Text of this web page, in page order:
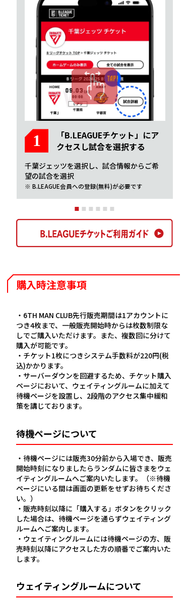
TEAM
1
「B.LEAGUEチケット」にア
クセスし試合を選択する
千葉ジェッツを選択し、試合情報からご希
望の試合を選択
※ B.LEAGUE会員への登録(無料)が必要です
購入時注意事項
・6TH MAN CLUB先行販売期間は1アカウントに
つき4枚まで、一般販売開始時からは枚数制限な
しでご購入いただけます。また、複数回に分けて
購入が可能です。
・チケット1枚につきシステム手数料が220円(税
込)かかります。
・サーバーダウンを回避するため、チケット購入
ページにおいて、ウェイティングルームに加えて
待機ページを設置し、2段階のアクセス集中緩和
策を講じております。
待機ページについて
・待機ページには販売30分前から入場でき、販売
開始時刻になりましたらランダムに皆さまをウェ
イティングルームへご案内いたします。（※待機
ページにいる間は画面の更新をせずお待ちくださ
い。）
・販売時刻以降に「購入する」ボタンをクリック
した場合は、待機ページを通らずウェイティング
ルームへご案内します。
・ウェイティングルームには待機ページの方、販
売時刻以降にアクセスした方の順番でご案内いた
します。
ウェイティングルームについて